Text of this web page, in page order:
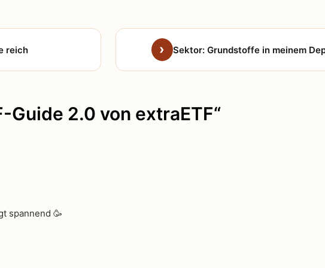
reich Sektor: Grundstoffe in meinem
Guide 2.0 von extraETF“
spannend 🥳